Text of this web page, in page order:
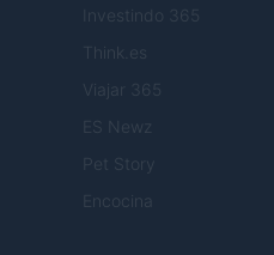
Investindo 365
Think.es
Viajar 365
ES Newz
Pet Story
Encocina